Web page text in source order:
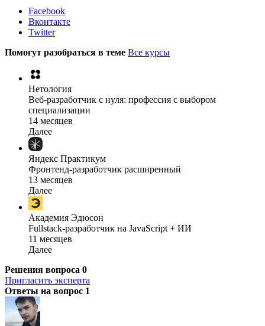
Facebook
Вконтакте
Twitter
Помогут разобраться в теме Все курсы
Нетология
Веб-разработчик с нуля: профессия с выбором
специализации
14 месяцев
Далее
Яндекс Практикум
Фронтенд-разработчик расширенный
13 месяцев
Далее
Академия Эдюсон
Fullstack-разработчик на JavaScript + ИИ
11 месяцев
Далее
Решения вопроса 0
Пригласить эксперта
Ответы на вопрос 1